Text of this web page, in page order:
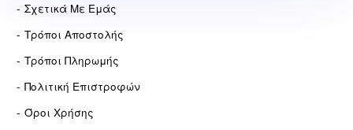
Σχετικά Με Εμάς
Τρόποι Αποστολής
Τρόποι Πληρωμής
Πολιτική Επιστροφών
Όροι Χρήσης